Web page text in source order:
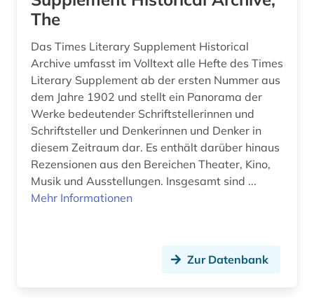
humanismus (1)
iberoromanistik (4)
incipit (1)
indien (2)
indische sprachen (1)
indologie (1)
The
Das Times Literary Supplement Historical
Archive umfasst im Volltext alle Hefte des Times
Literary Supplement ab der ersten Nummer aus
dem Jahre 1902 und stellt ein Panorama der
Werke bedeutender Schriftstellerinnen und
Schriftsteller und Denkerinnen und Denker in
diesem Zeitraum dar. Es enthält darüber hinaus
Rezensionen aus den Bereichen Theater, Kino,
Musik und Ausstellungen. Insgesamt sind ...
Mehr Informationen
Zur Datenbank